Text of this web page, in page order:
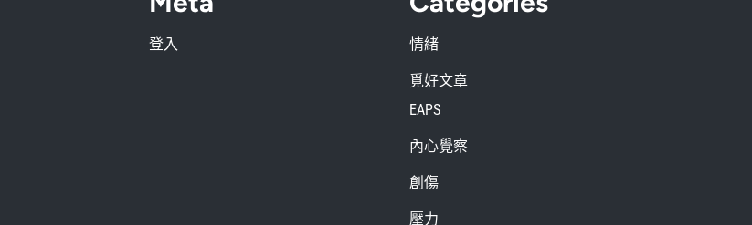
登入 情緒
覓好文章
EAPS
內心覺察
創傷
壓力